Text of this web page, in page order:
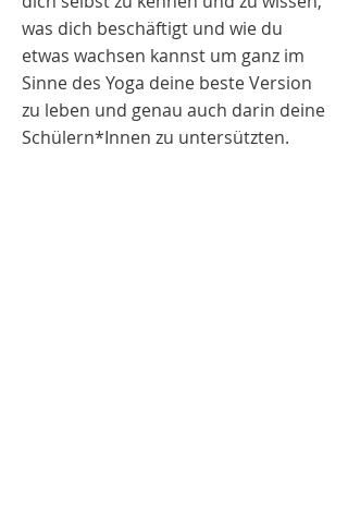
was dich beschäftigt und wie du
etwas wachsen kannst um ganz im
Sinne des Yoga deine beste Version
zu leben und genau auch darin deine
Schülern*Innen zu untersützten.